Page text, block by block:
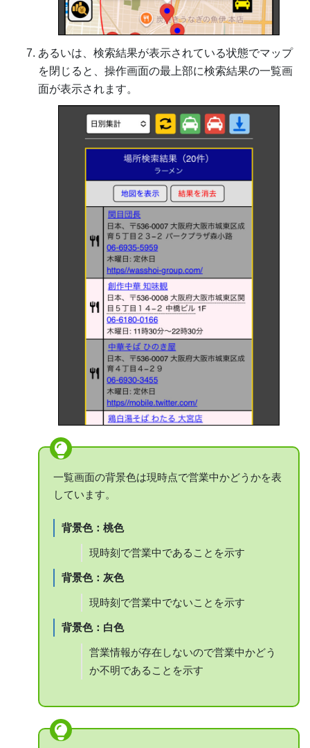
あるいは、検索結果が表示されている状態でマップ
を閉じると、操作画面の最上部に検索結果の一覧画
面が表示されます。
一覧画面の背景色は現時点で営業中かどうかを表
しています。
背景色：桃色
現時刻で営業中であることを示す
背景色：灰色
現時刻で営業中でないことを示す
背景色：白色
営業情報が存在しないので営業中かどう
か不明であることを示す